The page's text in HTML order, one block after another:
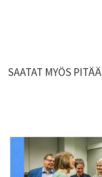
SAATAT MYÖS PITÄÄ